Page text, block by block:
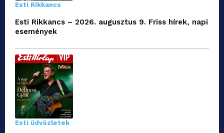
Esti Rikkancs
Esti Rikkancs – 2026. augusztus 9. Friss hírek, napi
események
Esti üdvözletek